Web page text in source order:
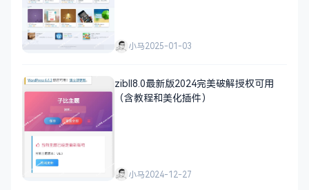
小马2025-01-03
zibll8.0最新版2024完美破解授权可用
（含教程和美化插件）
小马2024-12-27